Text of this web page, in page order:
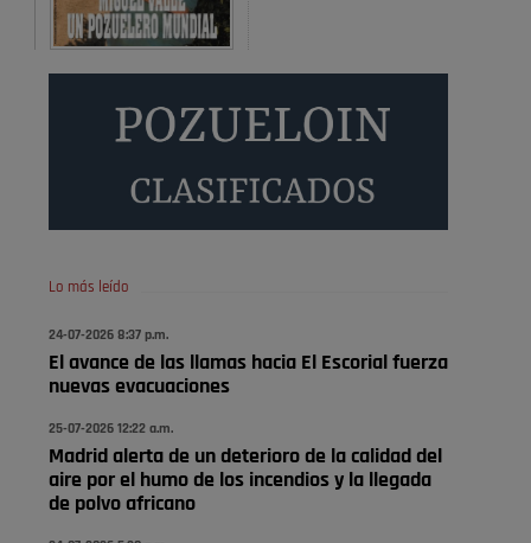
Donde pueden inscribirse las personas empadronados
Pozuelo desbloquea
definitivamente Huerta
Grande: las obras …
También pienso que si no fuéramos tan sucios no haría
Pozuelo de Alarcón
Quejas por el deterioro de
la limpieza …
Senado, en la Policía o en la politica
Pozuelo de Alarcón
🔴 EXCLUSIVA | El comisario
de la …
Lo más leído
24-07-2026 8:37 p.m.
El avance de las llamas hacia El Escorial fuerza
nuevas evacuaciones
25-07-2026 12:22 a.m.
Madrid alerta de un deterioro de la calidad del
aire por el humo de los incendios y la llegada
de polvo africano